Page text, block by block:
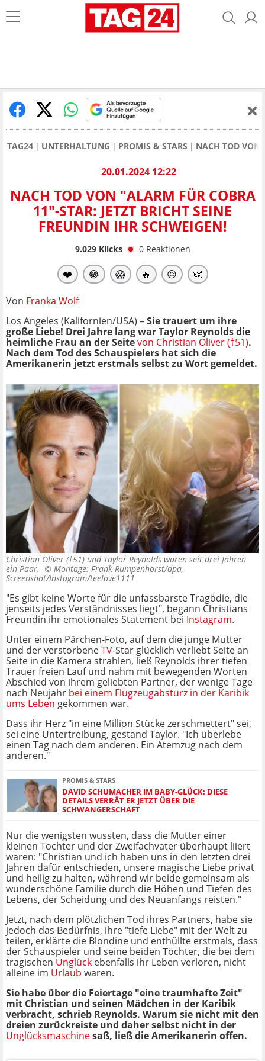
TAG24 UNTERHALTUNG PROMIS & STARS NACH TOD VON
20.01.2024 12:22
NACH TOD VON "ALARM FÜR COBRA
11"-STAR: JETZT BRICHT SEINE
FREUNDIN IHR SCHWEIGEN!
9.029Klicks 0 Reaktionen
❤️ 😂 😱 🔥 😥 👏
Von Franka Wolf
Los Angeles (Kalifornien/USA) –Sie trauert um ihre
große Liebe! Drei Jahre lang war Taylor Reynolds die
heimliche Frau an der Seitevon Christian Oliver (†51).
Nach dem Tod des Schauspielers hat sich die
Amerikanerin jetzt erstmals selbst zu Wort gemeldet.
Christian Oliver (†51) und Taylor Reynolds waren seit drei Jahren
ein Paar. © Montage: Frank Rumpenhorst/dpa,
Screenshot/Instagram/teelove1111
"Es gibt keine Worte für die unfassbarste Tragödie, die
jenseits jedes Verständnisses liegt", begann Christians
Freundin ihr emotionales Statement bei Instagram.
Unter einem Pärchen-Foto, auf dem die junge Mutter
und der verstorbeneTV-Star glücklich verliebt Seite an
Seite in die Kamera strahlen, ließ Reynolds ihrer tiefen
Trauer freien Lauf und nahm mit bewegenden Worten
Abschied von ihrem geliebten Partner, der wenige Tage
nach Neujahr bei einem Flugzeugabsturz in der Karibik
ums Leben gekommen war.
Dass ihr Herz "in eine Million Stücke zerschmettert" sei,
sei eine Untertreibung, gestand Taylor. "Ich überlebe
einen Tag nach dem anderen. Ein Atemzug nach dem
anderen."
PROMIS & STARS
DAVID SCHUMACHER IM BABY-GLÜCK: DIESE
DETAILS VERRÄT ER JETZT ÜBER DIE
SCHWANGERSCHAFT
Nur die wenigsten wussten, dass die Mutter einer
kleinen Tochter und der Zweifachvater überhaupt liiert
waren: "Christian und ich haben uns in den letzten drei
Jahren dafür entschieden, unsere magische Liebe privat
und heilig zu halten, während wir beide gemeinsam als
wunderschöne Familie durch die Höhen und Tiefen des
Lebens, der Scheidung und des Neuanfangs reisten."
Jetzt, nach dem plötzlichen Tod ihres Partners, habe sie
jedoch das Bedürfnis, ihre "tiefe Liebe" mit der Welt zu
teilen, erklärte die Blondine und enthüllte erstmals, dass
der Schauspieler und seine beiden Töchter, die bei dem
tragischen Unglück ebenfalls ihr Leben verloren, nicht
alleine im Urlaub waren.
Sie habe über die Feiertage "eine traumhafte Zeit"
mit Christian und seinen Mädchen in der Karibik
verbracht, schrieb Reynolds. Warum sie nicht mit den
dreien zurückreiste und daher selbst nicht in der
Unglücksmaschinesaß, ließ die Amerikanerin offen.